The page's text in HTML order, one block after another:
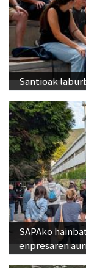
Santioak
SAPAko
enpresaren